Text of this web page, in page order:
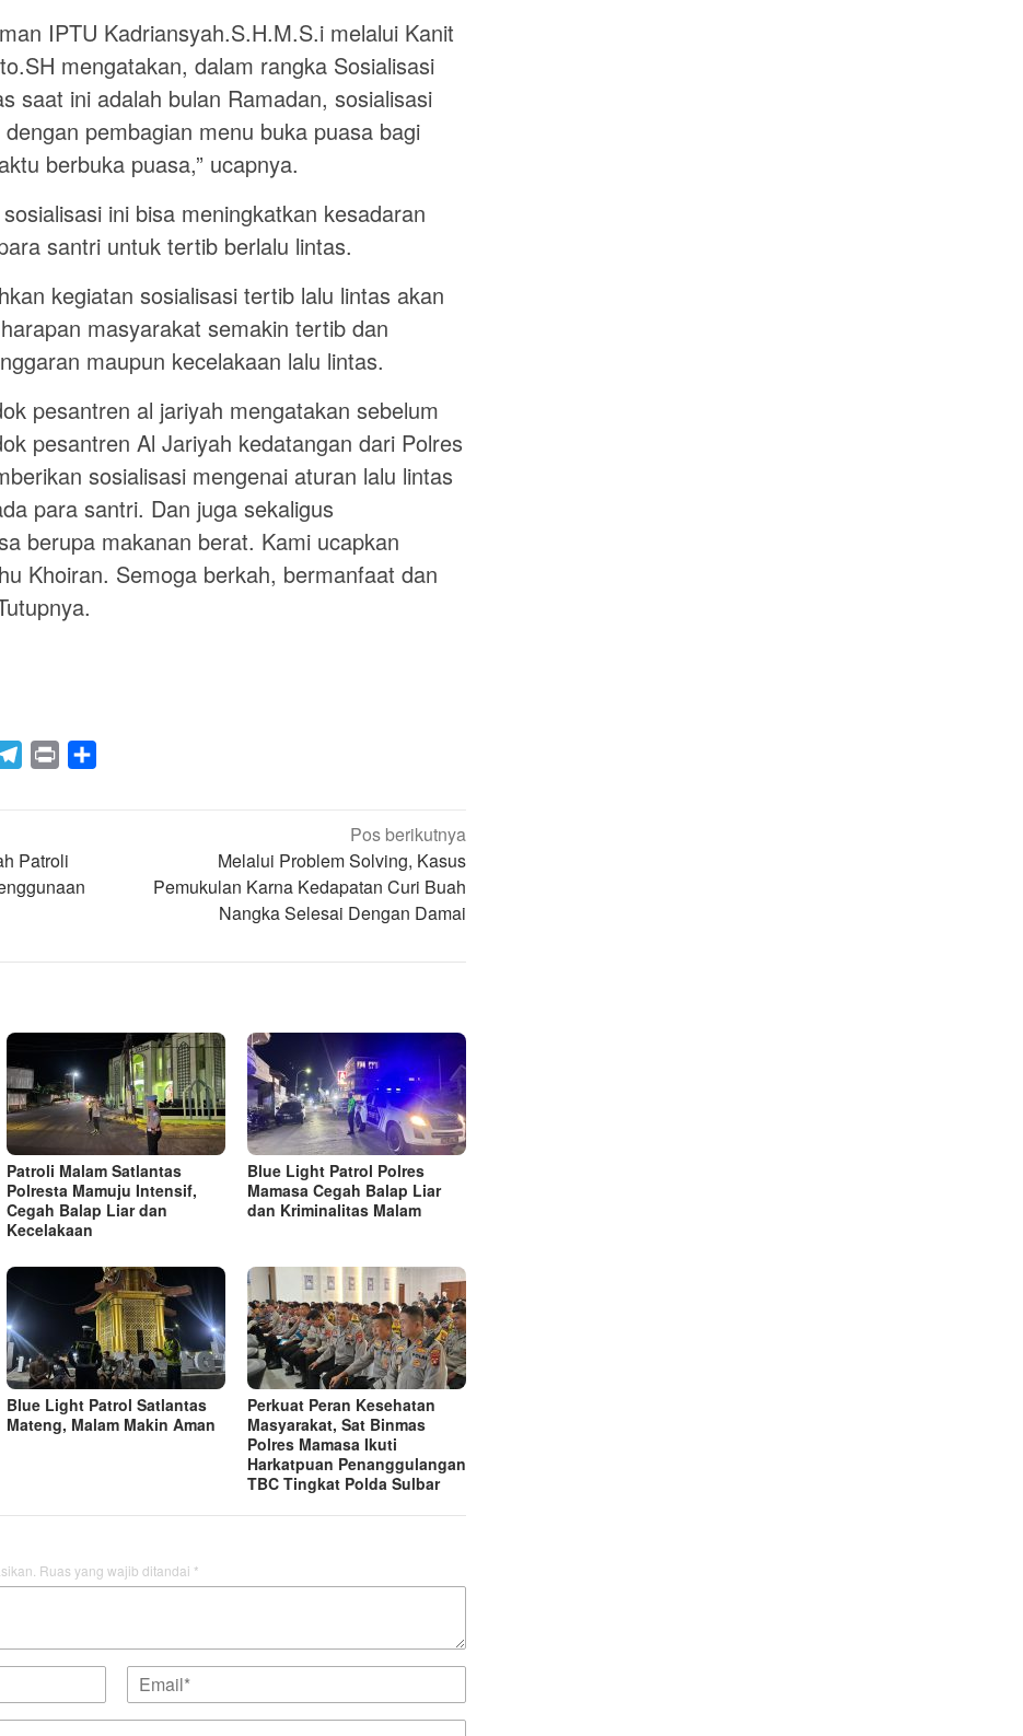
IPTU Kadriansyah.S.H.M.S.i melalui Kanit
mengatakan, dalam rangka Sosialisasi
saat ini adalah bulan Ramadan, sosialisasi
pembagian menu buka puasa bagi
berbuka puasa,” ucapnya.
ini bisa meningkatkan kesadaran
santri untuk tertib berlalu lintas.
kegiatan sosialisasi tertib lalu lintas akan
masyarakat semakin tertib dan
maupun kecelakaan lalu lintas.
pesantren al jariyah mengatakan sebelum
pesantren Al Jariyah kedatangan dari Polres
sosialisasi mengenai aturan lalu lintas
para santri. Dan juga sekaligus
berupa makanan berat. Kami ucapkan
Khoiran. Semoga berkah, bermanfaat dan
Telegram
Print
Patroli
Pos berikutnya
Melalui Problem Solving, Kasus
Pemukulan Karna Kedapatan Curi Buah
Nangka Selesai Dengan Damai
Patroli Malam Satlantas
Polresta Mamuju Intensif,
Cegah Balap Liar dan
Kecelakaan
Blue Light Patrol Polres
Mamasa Cegah Balap Liar
dan Kriminalitas Malam
Blue Light Patrol Satlantas
Mateng, Malam Makin Aman
Perkuat Peran Kesehatan
Masyarakat, Sat Binmas
Polres Mamasa Ikuti
Harkatpuan Penanggulangan
TBC Tingkat Polda Sulbar
Ruas yang wajib ditandai *